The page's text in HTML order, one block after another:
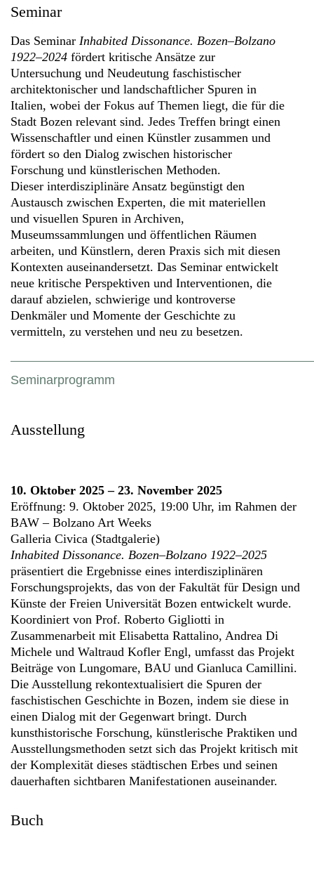
Seminar
Das Seminar Inhabited Dissonance. Bozen–Bolzano
1922–2024 fördert kritische Ansätze zur
Untersuchung und Neudeutung faschistischer
architektonischer und landschaftlicher Spuren in
Italien, wobei der Fokus auf Themen liegt, die für die
Stadt Bozen relevant sind. Jedes Treffen bringt einen
Wissenschaftler und einen Künstler zusammen und
fördert so den Dialog zwischen historischer
Forschung und künstlerischen Methoden.
Dieser interdisziplinäre Ansatz begünstigt den
Austausch zwischen Experten, die mit materiellen
und visuellen Spuren in Archiven,
Museumssammlungen und öffentlichen Räumen
arbeiten, und Künstlern, deren Praxis sich mit diesen
Kontexten auseinandersetzt. Das Seminar entwickelt
neue kritische Perspektiven und Interventionen, die
darauf abzielen, schwierige und kontroverse
Denkmäler und Momente der Geschichte zu
vermitteln, zu verstehen und neu zu besetzen.
Seminarprogramm
Ausstellung
10. Oktober 2025 – 23. November 2025
Eröffnung: 9. Oktober 2025, 19:00 Uhr, im Rahmen der
BAW – Bolzano Art Weeks
Galleria Civica (Stadtgalerie)
Inhabited Dissonance. Bozen–Bolzano 1922–2025
präsentiert die Ergebnisse eines interdisziplinären
Forschungsprojekts, das von der Fakultät für Design und
Künste der Freien Universität Bozen entwickelt wurde.
Koordiniert von Prof. Roberto Gigliotti in
Zusammenarbeit mit Elisabetta Rattalino, Andrea Di
Michele und Waltraud Kofler Engl, umfasst das Projekt
Beiträge von Lungomare, BAU und Gianluca Camillini.
Die Ausstellung rekontextualisiert die Spuren der
faschistischen Geschichte in Bozen, indem sie diese in
einen Dialog mit der Gegenwart bringt. Durch
kunsthistorische Forschung, künstlerische Praktiken und
Ausstellungsmethoden setzt sich das Projekt kritisch mit
der Komplexität dieses städtischen Erbes und seinen
dauerhaften sichtbaren Manifestationen auseinander.
Buch